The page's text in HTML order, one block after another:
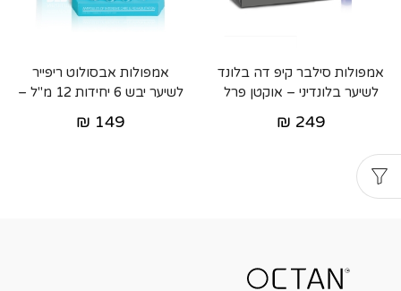
אמפולות סילבר קיפ דה בלונד
לשיער בלונדיני – אוקטן פרל
₪ 249
אמפולות אבסולוט ריפייר
לשיער יבש 6 יחידות 12 מ"ל –
₪ 149